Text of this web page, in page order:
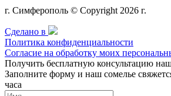
г. Симферополь © Copyright 2026 г.
Сделано в
Политика конфиденциальности
Согласие на обработку моих
Получить бесплатную консультацию
Заполните форму и наш сомелье
часа